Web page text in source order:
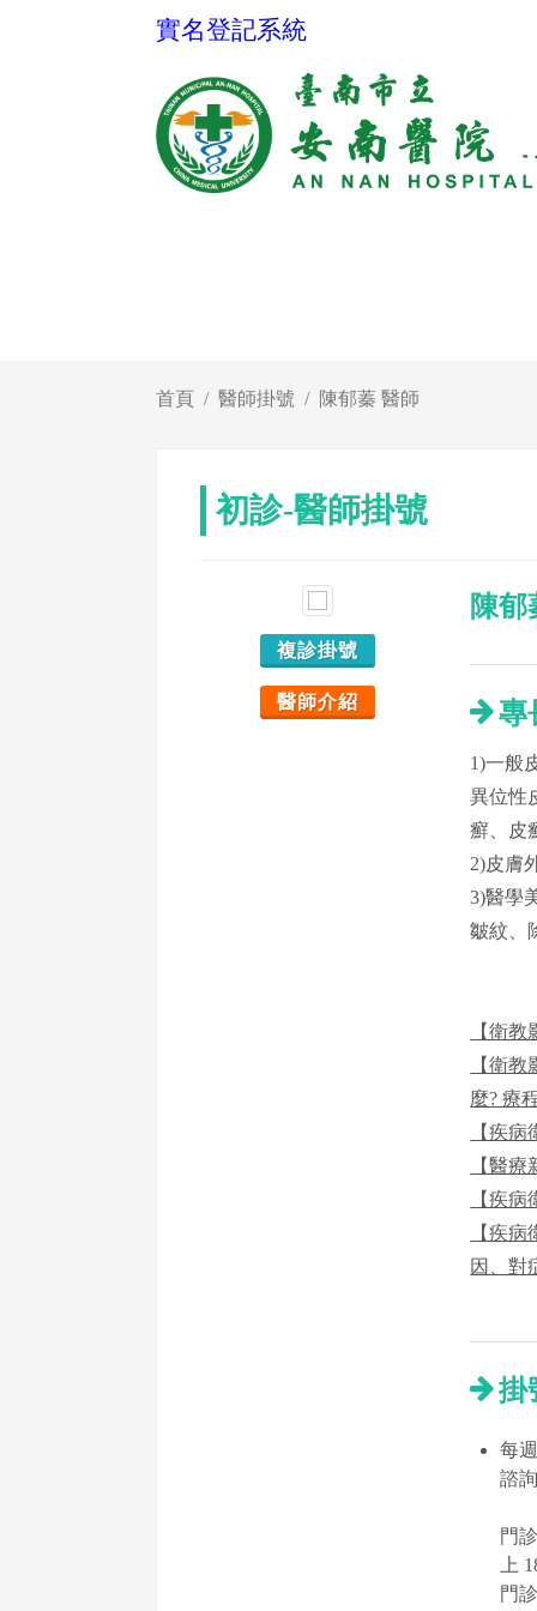
實名登記系統
首頁 醫師掛號 陳郁蓁 醫師
初診-醫師掛號
複診掛號
醫師介紹
陳郁
專
1)一般
異位性
癬、皮
2)皮膚
3)醫學
皺紋、
【衛
【衛
麼? 療
【疾
【醫
【疾
【疾
因、對
掛
每
諮
門
上
門